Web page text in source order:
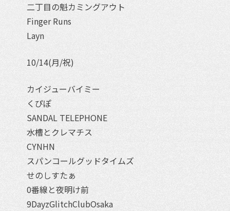
二丁目の魁カミングアウト
Finger Runs
Layn
10/14(月/祝)
カイジューバイミー
くぴぽ
SANDAL TELEPHONE
水槽とクレマチス
CYNHN
スパンコールグッドタイムズ
せのしすたぁ
0番線と夜明け前
9DayzGlitchClubOsaka